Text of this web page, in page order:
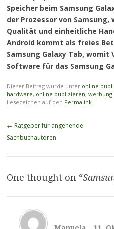
Speicher beim Samsung
der Prozessor von
Qualität und einheitliche
Android kommt als freies
Samsung Galaxy Tab,
Software für das Samsung
Dieser Beitrag wurde unter online
hardware, online publizieren, werbung
Lesezeichen auf den Permalink.
Beitragsnavigation
← Ratgeber für angehende
Sachbuchautoren
One thought on “